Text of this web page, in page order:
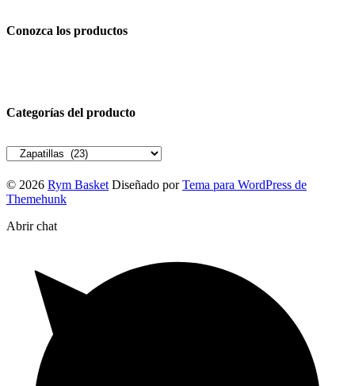
Conozca los productos
Categorías del producto
© 2026 Rym Basket Diseñado por Tema para WordPress de
Themehunk
Abrir chat